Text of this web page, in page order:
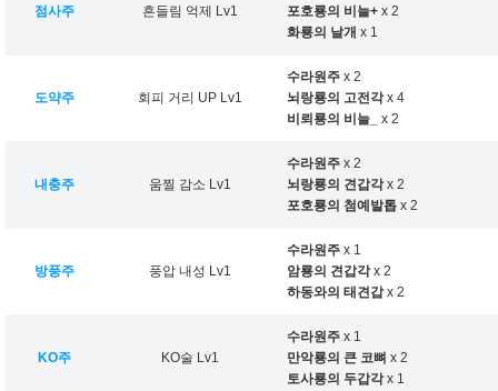
점사주 흔들림 억제 Lv1
포호룡의 비늘+ x 2
화룡의 날개 x 1
도약주 회피 거리 UP Lv1
수라원주 x 2
뇌랑룡의 고전각x 4
비뢰룡의 비늘_
x 2
내충주 움찔 감소 Lv1
수라원주 x 2
뇌랑룡의 견갑각x 2
포호룡의 첨예발톱 x 2
방풍주 풍압 내성 Lv1
수라원주 x 1
암룡의 견갑각x 2
하동와의 태견갑x 2
KO주 KO술 Lv1
수라원주 x 1
만악룡의 큰 코뼈 x 2
토사룡의 두갑각x 1